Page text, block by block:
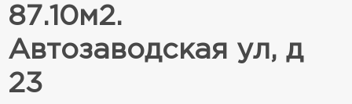
87.10м2.
Автозаводская ул, д
23